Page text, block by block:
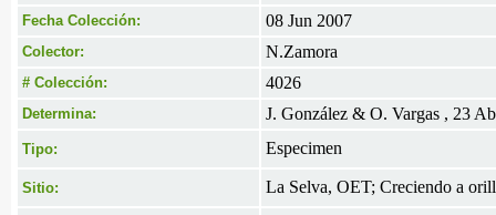
Fecha Colección: 08 Jun 2007
Colector: N.Zamora
# Colección: 4026
Determina: J. González & O. Vargas , 23
Tipo: Especimen
Sitio: La Selva, OET; Creciendo a